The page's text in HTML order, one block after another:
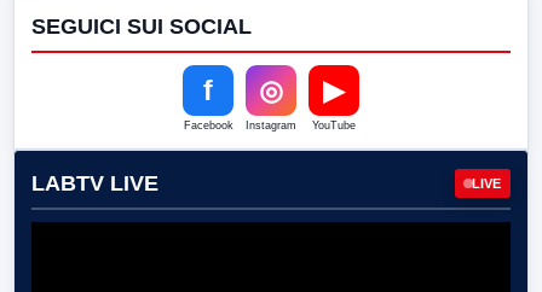
SEGUICI SUI SOCIAL
f
Facebook
◎
Instagram
▶
YouTube
LABTV LIVE LIVE